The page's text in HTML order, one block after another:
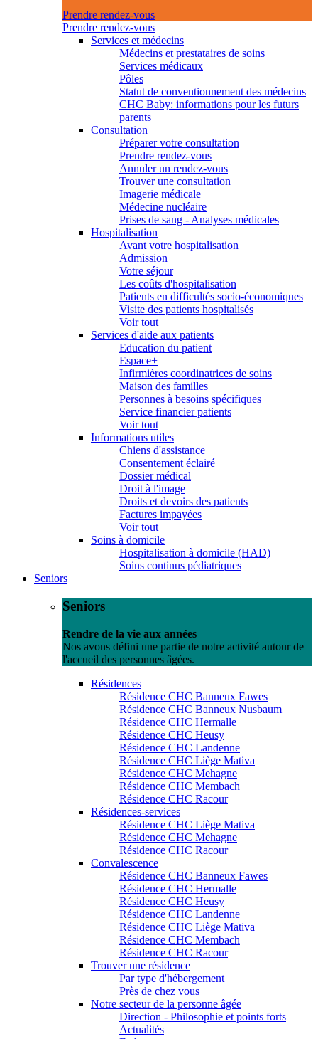
Prendre rendez-vous
Prendre rendez-vous
Services et médecins
Médecins et prestataires de soins
Services médicaux
Pôles
Statut de conventionnement des médecins
CHC Baby: informations pour les futurs
parents
Consultation
Préparer votre consultation
Prendre rendez-vous
Annuler un rendez-vous
Trouver une consultation
Imagerie médicale
Médecine nucléaire
Prises de sang - Analyses médicales
Hospitalisation
Avant votre hospitalisation
Admission
Votre séjour
Les coûts d'hospitalisation
Patients en difficultés socio-économiques
Visite des patients hospitalisés
Voir tout
Services d'aide aux patients
Education du patient
Espace+
Infirmières coordinatrices de soins
Maison des familles
Personnes à besoins spécifiques
Service financier patients
Voir tout
Informations utiles
Chiens d'assistance
Consentement éclairé
Dossier médical
Droit à l'image
Droits et devoirs des patients
Factures impayées
Voir tout
Soins à domicile
Hospitalisation à domicile (HAD)
Soins continus pédiatriques
Seniors
Seniors
Rendre de la vie aux années
Nos avons défini une partie de notre activité autour de
l'accueil des personnes âgées.
Résidences
Résidence CHC Banneux Fawes
Résidence CHC Banneux Nusbaum
Résidence CHC Hermalle
Résidence CHC Heusy
Résidence CHC Landenne
Résidence CHC Liège Mativa
Résidence CHC Mehagne
Résidence CHC Membach
Résidence CHC Racour
Résidences-services
Résidence CHC Liège Mativa
Résidence CHC Mehagne
Résidence CHC Racour
Convalescence
Résidence CHC Banneux Fawes
Résidence CHC Hermalle
Résidence CHC Heusy
Résidence CHC Landenne
Résidence CHC Liège Mativa
Résidence CHC Membach
Résidence CHC Racour
Trouver une résidence
Par type d'hébergement
Près de chez vous
Notre secteur de la personne âgée
Direction - Philosophie et points forts
Actualités